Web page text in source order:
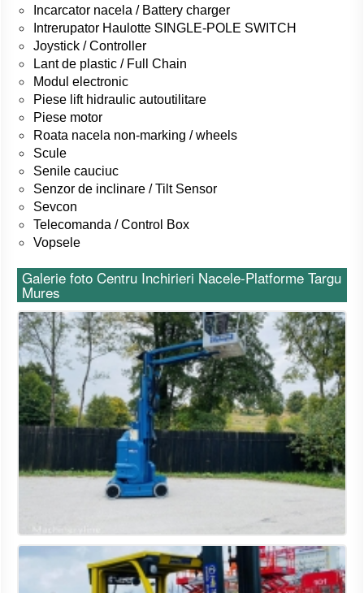
Incarcator nacela / Battery charger
Intrerupator Haulotte SINGLE-POLE SWITCH
Joystick / Controller
Lant de plastic / Full Chain
Modul electronic
Piese lift hidraulic autoutilitare
Piese motor
Roata nacela non-marking / wheels
Scule
Senile cauciuc
Senzor de inclinare / Tilt Sensor
Sevcon
Telecomanda / Control Box
Vopsele
Galerie foto Centru Inchirieri Nacele-Platforme Targu
Mures